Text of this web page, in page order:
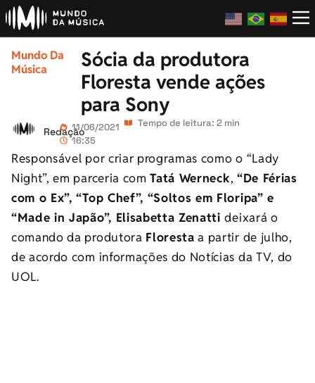
Mundo Da
Música
Sócia da produtora
Floresta vende ações
para Sony
Redação11/06/2021
16:35
Tempo de leitura: 2 min
Responsável por criar programas como o “Lady
Night”, em parceria comTatá Werneck, “De Férias
com o Ex”, “Top Chef”, “Soltos em Floripa” e
“Made in Japão”, Elisabetta Zenattideixará o
comando da produtora Floresta a partir de julho,
de acordo com informações do Notícias da TV, do
UOL.